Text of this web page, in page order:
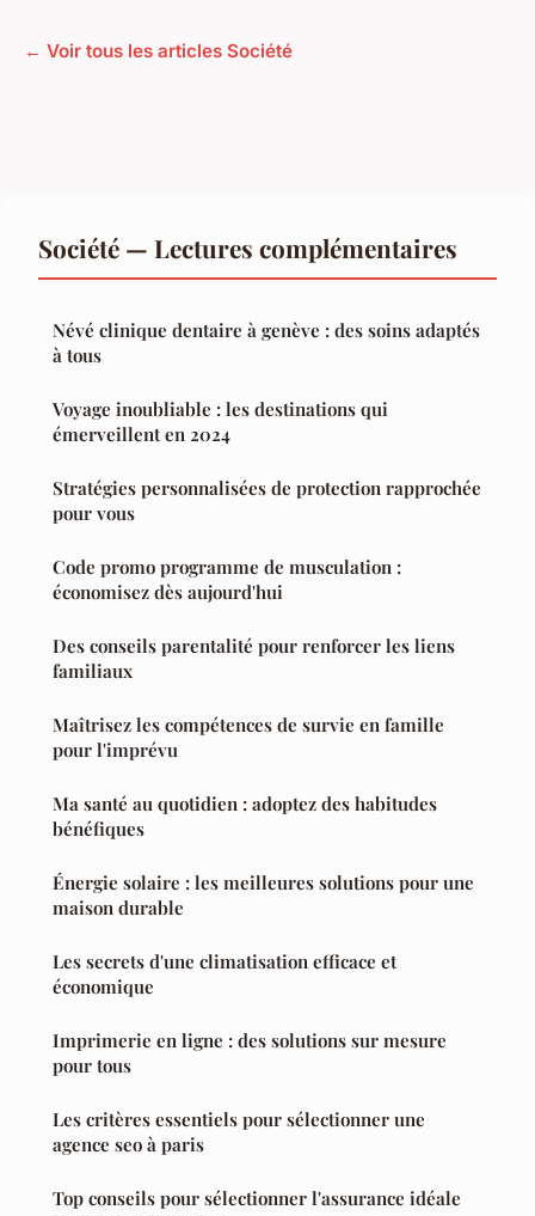
← Voir tous les articles Société
Société — Lectures complémentaires
Névé clinique dentaire à genève : des soins adaptés
à tous
Voyage inoubliable : les destinations qui
émerveillent en 2024
Stratégies personnalisées de protection rapprochée
pour vous
Code promo programme de musculation :
économisez dès aujourd'hui
Des conseils parentalité pour renforcer les liens
familiaux
Maîtrisez les compétences de survie en famille
pour l'imprévu
Ma santé au quotidien : adoptez des habitudes
bénéfiques
Énergie solaire : les meilleures solutions pour une
maison durable
Les secrets d'une climatisation efficace et
économique
Imprimerie en ligne : des solutions sur mesure
pour tous
Les critères essentiels pour sélectionner une
agence seo à paris
Top conseils pour sélectionner l'assurance idéale